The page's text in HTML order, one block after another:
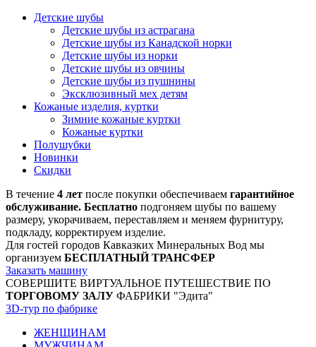
Детские шубы
Детские шубы из астрагана
Детские шубы из Канадской норки
Детские шубы из норки
Детские шубы из овчины
Детские шубы из пушнины
Эксклюзивный мех детям
Кожаные изделия, куртки
Зимние кожаные куртки
Кожаные куртки
Полушубки
Новинки
Скидки
В течение 4 лет после покупки обеспечиваем гарантийное
обслуживание. Бесплатно подгоняем шубы по вашему
размеру, укорачиваем, переставляем и меняем фурнитуру,
подкладу, корректируем изделие.
Для гостей городов Кавказких Минеральных Вод мы
организуем БЕСПЛАТНЫЙ ТРАНСФЕР
Заказать машину
СОВЕРШИТЕ ВИРТУАЛЬНОЕ ПУТЕШЕСТВИЕ ПО
ТОРГОВОМУ ЗАЛУ ФАБРИКИ "Эдита"
3D-тур по фабрике
ЖЕНЩИНАМ